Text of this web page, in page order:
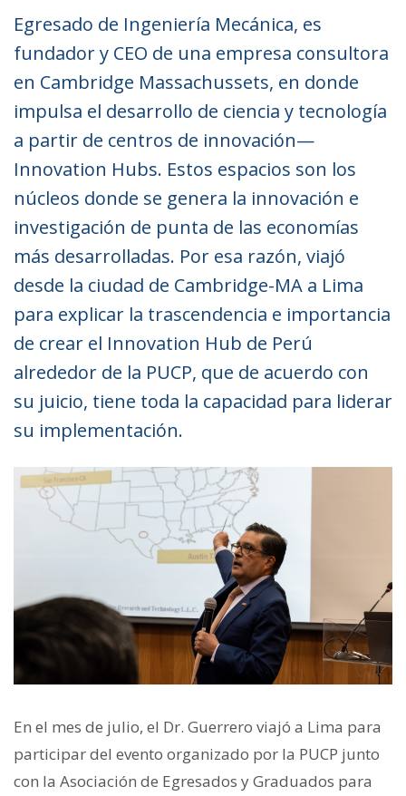
Egresado de Ingeniería Mecánica, es
fundador y CEO de una empresa consultora
en Cambridge Massachussets, en donde
impulsa el desarrollo de ciencia y tecnología
a partir de centros de innovación—
Innovation Hubs. Estos espacios son los
núcleos donde se genera la innovación e
investigación de punta de las economías
más desarrolladas. Por esa razón, viajó
desde la ciudad de Cambridge-MA a Lima
para explicar la trascendencia e importancia
de crear el Innovation Hub de Perú
alrededor de la PUCP, que de acuerdo con
su juicio, tiene toda la capacidad para liderar
su implementación.
En el mes de julio, el Dr. Guerrero viajó a Lima para
participar del evento organizado por la PUCP junto
con la Asociación de Egresados y Graduados para